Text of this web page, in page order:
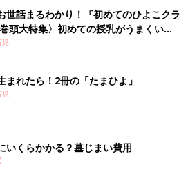
り旨味は必要だろうということで、
ましたが、
分かるのは、うちの子にはちょっと早
世話まるわかり！『初めてのひよこクラ
頭大特集〉初めての授乳がうまくい
・ミルクの基本と夏のトラブル 解決テ
児
まれたら！2冊の「たまひよ」
児
いくらかかる？墓じまい費用